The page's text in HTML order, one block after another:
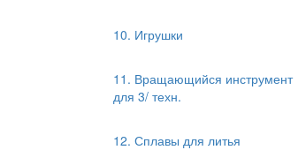
10. Игрушки
11. Вращающийся инструмент
для 3/ техн.
12. Сплавы для литья